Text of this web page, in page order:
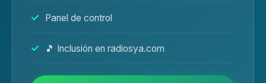
Panel de control
🎵 Inclusión en radiosya.com